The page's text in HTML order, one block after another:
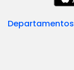
Departamentos